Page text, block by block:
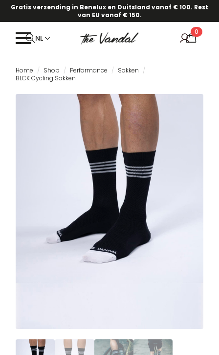
Gratis verzending in Benelux en Duitsland vanaf € 100. Rest
van EU vanaf € 150.
NL
0
Home Shop Performance
Sokken
BLCK Cycling Sokken